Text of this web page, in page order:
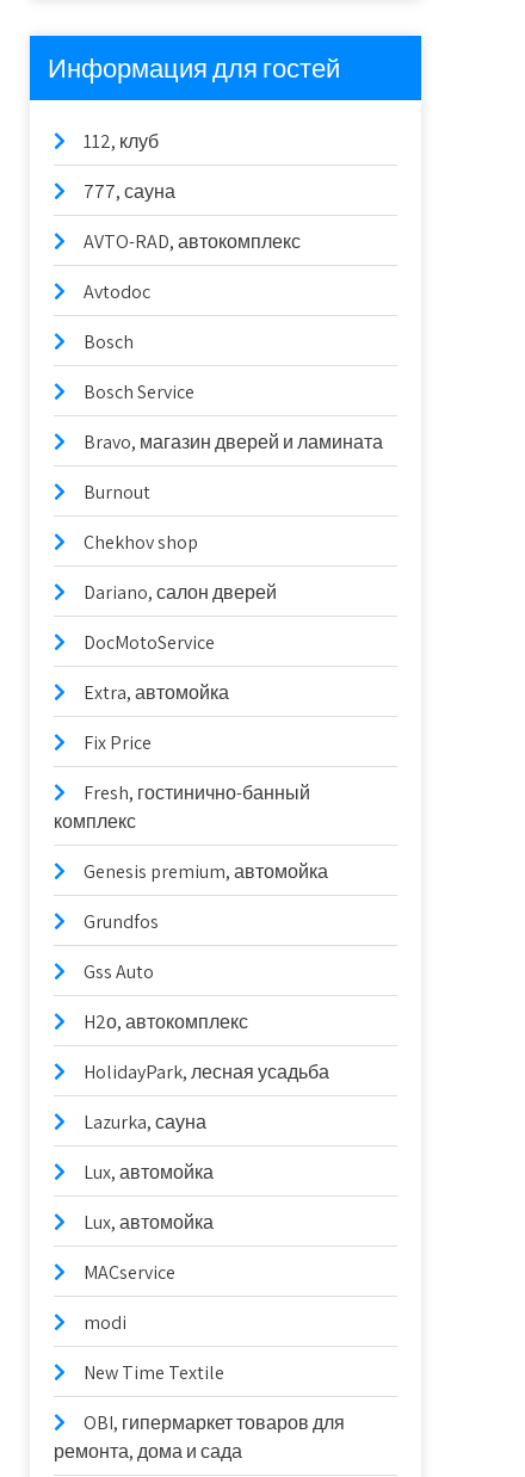
Информация для гостей
112, клуб
777, сауна
AVTO-RAD, автокомплекс
Avtodoc
Bosch
Bosch Service
Bravo, магазин дверей и ламината
Burnout
Chekhov shop
Dariano, салон дверей
DocMotoService
Extra, автомойка
Fix Price
Fresh, гостинично-банный
комплекс
Genesis premium, автомойка
Grundfos
Gss Auto
H2о, автокомплекс
HolidayPark, лесная усадьба
Lazurka, сауна
Lux, автомойка
Lux, автомойка
MACservice
modi
New Time Textile
OBI, гипермаркет товаров для
ремонта, дома и сада